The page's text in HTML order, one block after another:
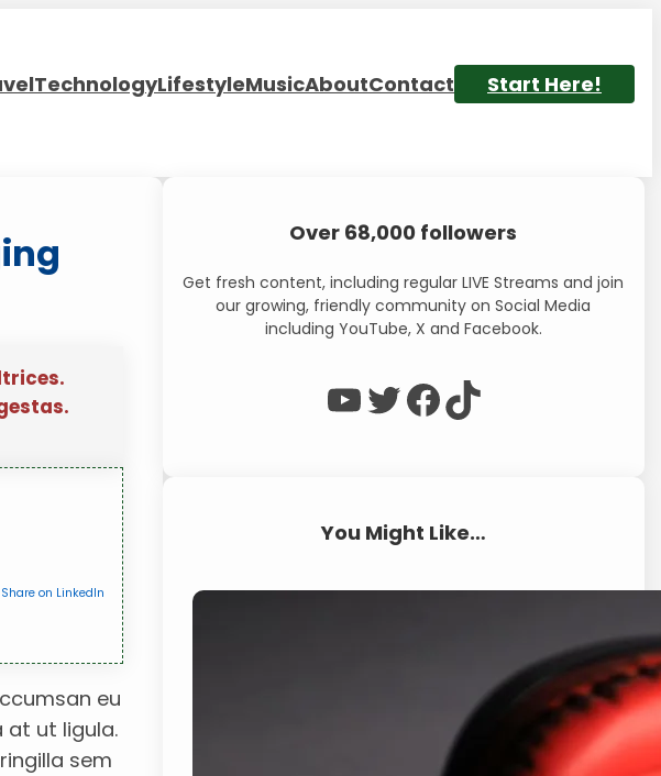
TechnologyLifestyleMusicAboutContact Start Here!
Share on LinkedIn
eu
at ut ligula.
sem
Over 68,000 followers
Get fresh content, including regular LIVE Streams and join
our growing, friendly community on Social Media
including YouTube, X and Facebook.
WP Eagle on YouTube WP Eagle on Twitter Facebook TikTok
You Might Like…